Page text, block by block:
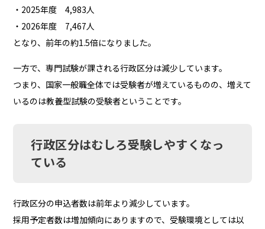
・2025年度 4,983人
・2026年度 7,467人
となり、前年の約1.5倍になりました。
一方で、専門試験が課される行政区分は減少しています。
つまり、国家一般職全体では受験者が増えているものの、増えて
いるのは教養型試験の受験者ということです。
行政区分はむしろ受験しやすくなっ
ている
行政区分の申込者数は前年より減少しています。
採用予定者数は増加傾向にありますので、受験環境としては以